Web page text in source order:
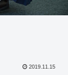
2019.11.15